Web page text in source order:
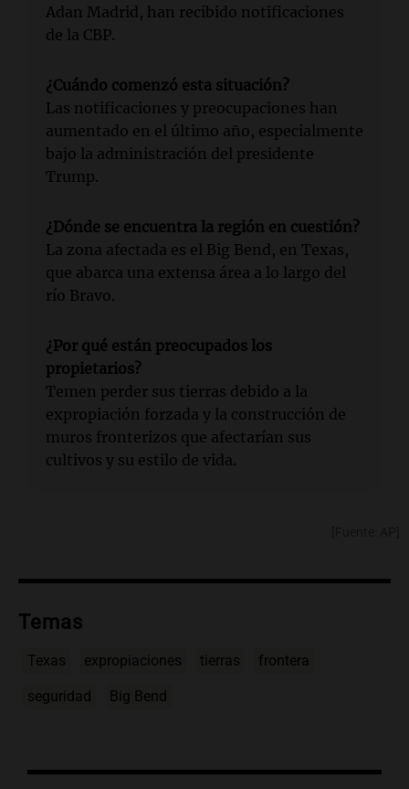
Adan Madrid, han recibido notificaciones
de la CBP.
¿Cuándo comenzó esta situación?
Las notificaciones y preocupaciones han
aumentado en el último año, especialmente
bajo la administración del presidente
Trump.
¿Dónde se encuentra la región en cuestión?
La zona afectada es el Big Bend, en Texas,
que abarca una extensa área a lo largo del
río Bravo.
¿Por qué están preocupados los
propietarios?
Temen perder sus tierras debido a la
expropiación forzada y la construcción de
muros fronterizos que afectarían sus
cultivos y su estilo de vida.
Temas
Texas expropiaciones tierras frontera
seguridad Big Bend